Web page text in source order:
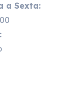
a Sexta: